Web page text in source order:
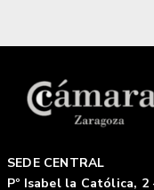
SEDE CENTRAL
Pº Isabel la Católica, 2